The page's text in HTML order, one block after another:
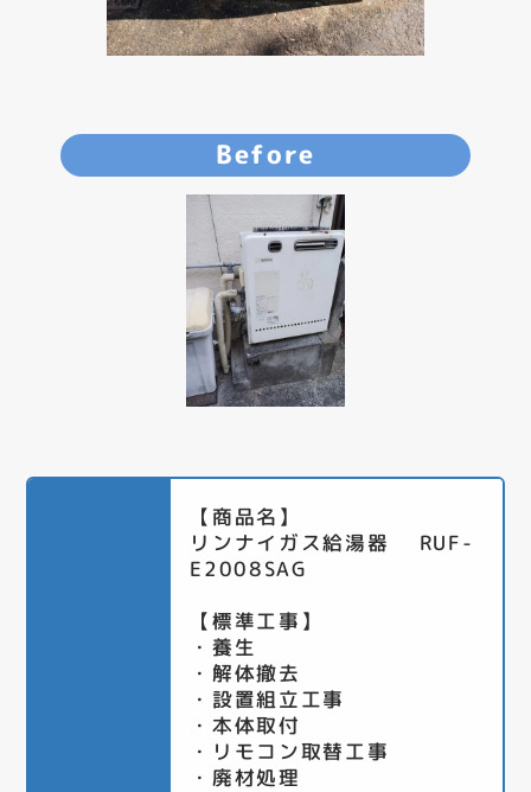
Before
【商品名】
リンナイガス給湯器 RUF-
E2008SAG
【標準工事】
・養生
・解体撤去
・設置組立工事
・本体取付
・リモコン取替工事
・廃材処理